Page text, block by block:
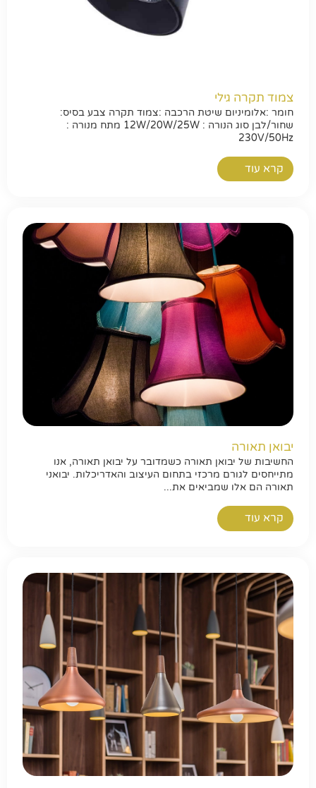
צמוד תקרה גילי
חומר :אלומיניום שיטת הרכבה :צמוד תקרה צבע בסיס:
שחור/לבן סוג הנורה : 12W/20W/25W מתח מנורה :
230V/50Hz
קרא עוד
יבואן תאורה
החשיבות של יבואן תאורה כשמדובר על יבואן תאורה, אנו
מתייחסים לגורם מרכזי בתחום העיצוב והאדריכלות. יבואני
תאורה הם אלו שמביאים את...
קרא עוד